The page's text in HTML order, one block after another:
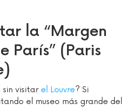
la “Margen
París” (Paris
sin visitar el Louvre? Si
el museo más grande del